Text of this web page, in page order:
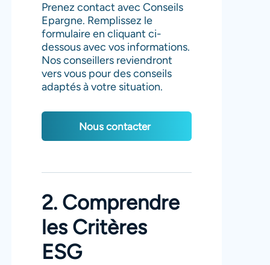
Prenez contact avec Conseils
Epargne. Remplissez le
formulaire en cliquant ci-
dessous avec vos informations.
Nos conseillers reviendront
vers vous pour des conseils
adaptés à votre situation.
Nous contacter
2. Comprendre
les Critères
ESG